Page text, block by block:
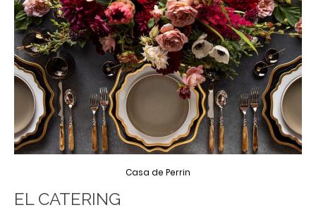
Casa de Perrin
EL CATERING